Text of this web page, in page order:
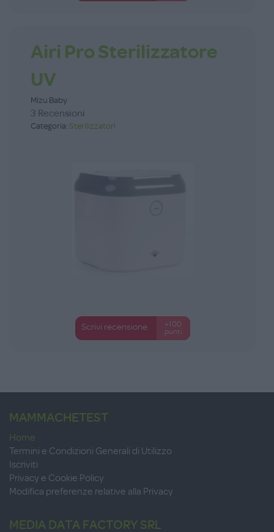
Airi Pro Sterilizzatore
UV
Mizu Baby
3 Recensioni
Categoria: Sterilizzatori
Scrivi recensione
+100
punti
MAMMACHETEST
Home
Termini e Condizioni Generali di Utilizzo
Iscriviti
Privacy e Cookie Policy
Modifica preferenze relative alla Privacy
MEDIA DATA FACTORY SRL